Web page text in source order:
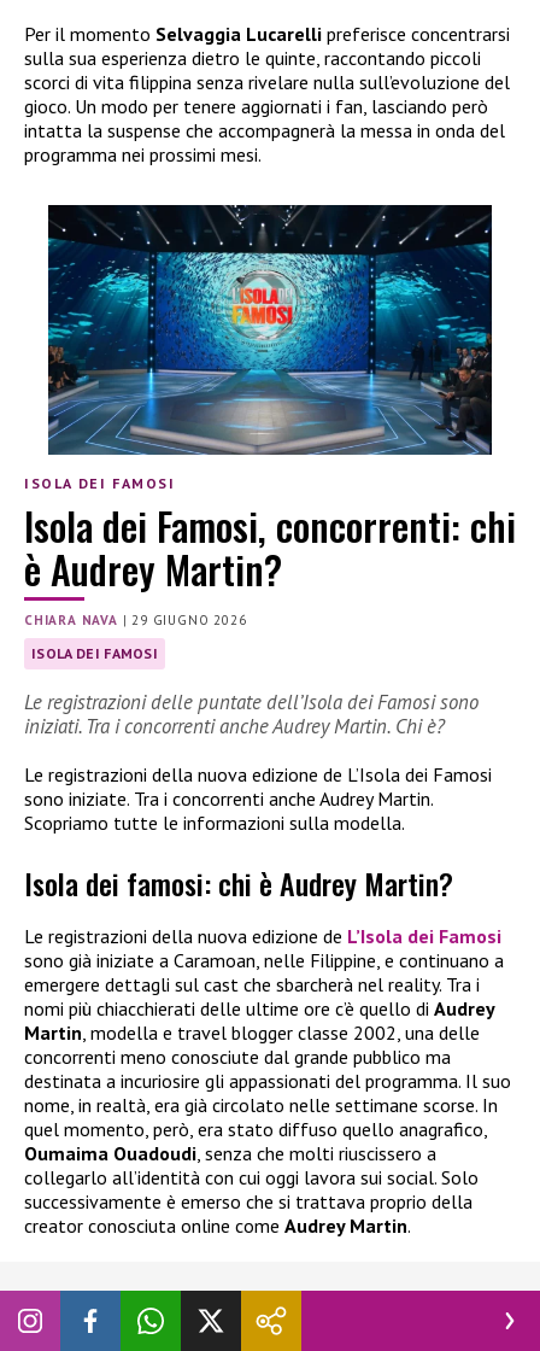
Per il momento Selvaggia Lucarelli preferisce concentrarsi
sulla sua esperienza dietro le quinte, raccontando piccoli
scorci di vita filippina senza rivelare nulla sull’evoluzione del
gioco. Un modo per tenere aggiornati i fan, lasciando però
intatta la suspense che accompagnerà la messa in onda del
programma nei prossimi mesi.
ISOLA DEI FAMOSI
Isola dei Famosi, concorrenti: chi
è Audrey Martin?
CHIARA NAVA |29 GIUGNO 2026
ISOLA DEI FAMOSI
Le registrazioni delle puntate dell’Isola dei Famosi sono
iniziati. Tra i concorrenti anche Audrey Martin. Chi è?
Le registrazioni della nuova edizione de L’Isola dei Famosi
sono iniziate. Tra i concorrenti anche Audrey Martin.
Scopriamo tutte le informazioni sulla modella.
Isola dei famosi: chi è Audrey Martin?
Le registrazioni della nuova edizione de L’Isola dei Famosi
sono già iniziate a Caramoan, nelle Filippine, e continuano a
emergere dettagli sul cast che sbarcherà nel reality. Tra i
nomi più chiacchierati delle ultime ore c’è quello di Audrey
Martin, modella e travel blogger classe 2002, una delle
concorrenti meno conosciute dal grande pubblico ma
destinata a incuriosire gli appassionati del programma. Il suo
nome, in realtà, era già circolato nelle settimane scorse. In
quel momento, però, era stato diffuso quello anagrafico,
Oumaima Ouadoudi, senza che molti riuscissero a
collegarlo all’identità con cui oggi lavora sui social. Solo
successivamente è emerso che si trattava proprio della
creator conosciuta online come Audrey Martin.